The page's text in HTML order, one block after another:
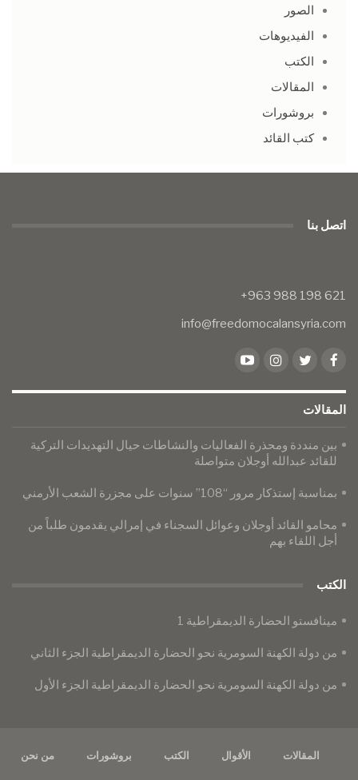
الصور
الفيديوهات
الكتب
المقالات
بروشورات
كتب القائد
اتصل بنا
info@freedomocalansyria.com
المقالات
بين منددة ومحذرة الفعاليات والنشاطات حيال التهديدات التركية
للقائد عبدالله أوجلان متواصلة
بمناسبة إستذكار مرور “108” سنوات على مجزرة الشعب الأرمني
محامو القائد أوجلان وعوائل السجناء في إمرالي يقدمون طلباً من
أجل اللقاء بهم
الكتب
مينافستو الحضارة الديمقراطية 1
من دولة الكهنة السومرية نحو الحضارة الديمقراطية الجزء الثاني
من دولة الكهنة السومرية نحو الحضارة الديمقراطية الجزء الأول
المقالات الأقوال الكتب بروشورات من نحن